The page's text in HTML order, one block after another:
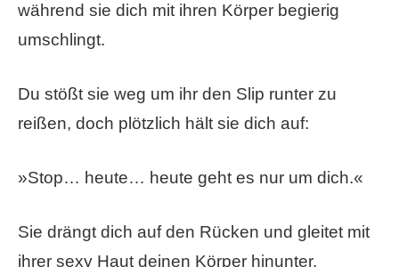
während sie dich mit ihren Körper begierig
umschlingt.
Du stößt sie weg um ihr den Slip runter zu
reißen, doch plötzlich hält sie dich auf:
»Stop… heute… heute geht es nur um dich.«
Sie drängt dich auf den Rücken und gleitet mit
ihrer sexy Haut deinen Körper hinunter.